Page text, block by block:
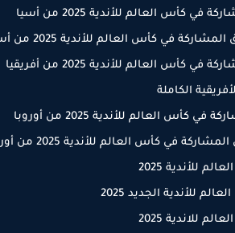
في كأس العالم للأندية 2025 من أسيا
في كأس العالم للأندية 2025 من أسيا
في كأس العالم للأندية 2025 من أفريقيا
الكاملة
في كأس العالم للأندية 2025 من أوروبا
في كأس العالم للأندية 2025 من أوروبا
للأندية 2025
للأندية الجديد 2025
للاندية 2025